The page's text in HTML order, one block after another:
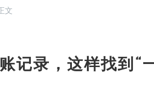
文
记录，这样找到“